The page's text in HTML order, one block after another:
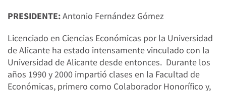
PRESIDENTE:Antonio Fernández Gómez
Licenciado en Ciencias Económicas por la Universidad
de Alicante ha estado intensamente vinculado con la
Universidad de Alicante desde entonces. Durante los
años 1990 y 2000 impartió clases en la Facultad de
Económicas, primero como Colaborador Honorífico y,